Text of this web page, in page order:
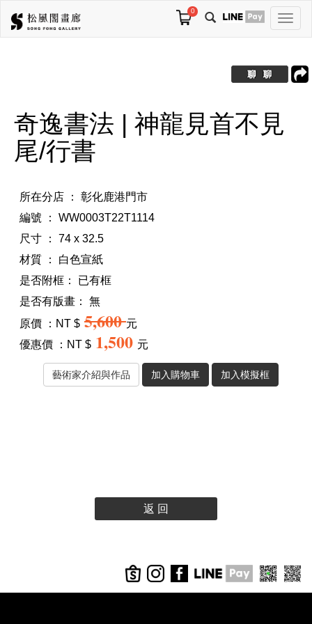
切
換
航
0
奇逸書法 | 神龍見首不見
尾/行書
所在分店 ： 彰化鹿港門市
編號 ： WW0003T22T1114
尺寸 ： 74 x 32.5
材質 ： 白色宣紙
是否附框：
已有框
是否有版畫：
無
原價 ：NT $ 5,600元
優惠價 ：NT $ 1,500 元
返 回